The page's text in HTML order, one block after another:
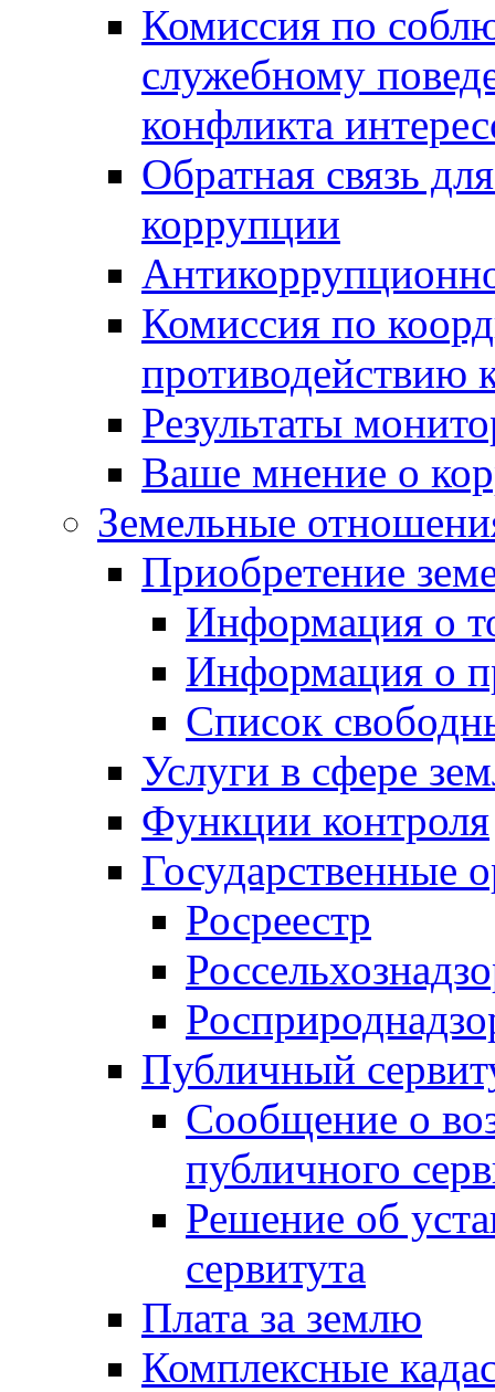
Комиссия по
служебному
конфликта
Обратная связь
коррупции
Комиссия по
противодействию
Результаты
Ваше мнение о
Земельные
Приобретение
Информация о
Информация о
Список
Услуги в сфере
Функции контроля
Государственные
Росреестр
Публичный
Сообщение о
публичного
Решение об
сервитута
Плата за землю
Комплексные